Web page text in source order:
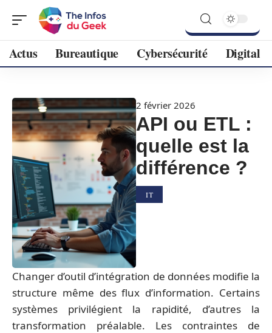
Actus Bureautique Cybersécurité Digital
2 février 2026
API ou ETL :
quelle est la
différence ?
IT
Changer d’outil d’intégration de données modifie la
structure même des flux d’information. Certains
systèmes privilégient la rapidité, d’autres la
transformation préalable. Les contraintes de